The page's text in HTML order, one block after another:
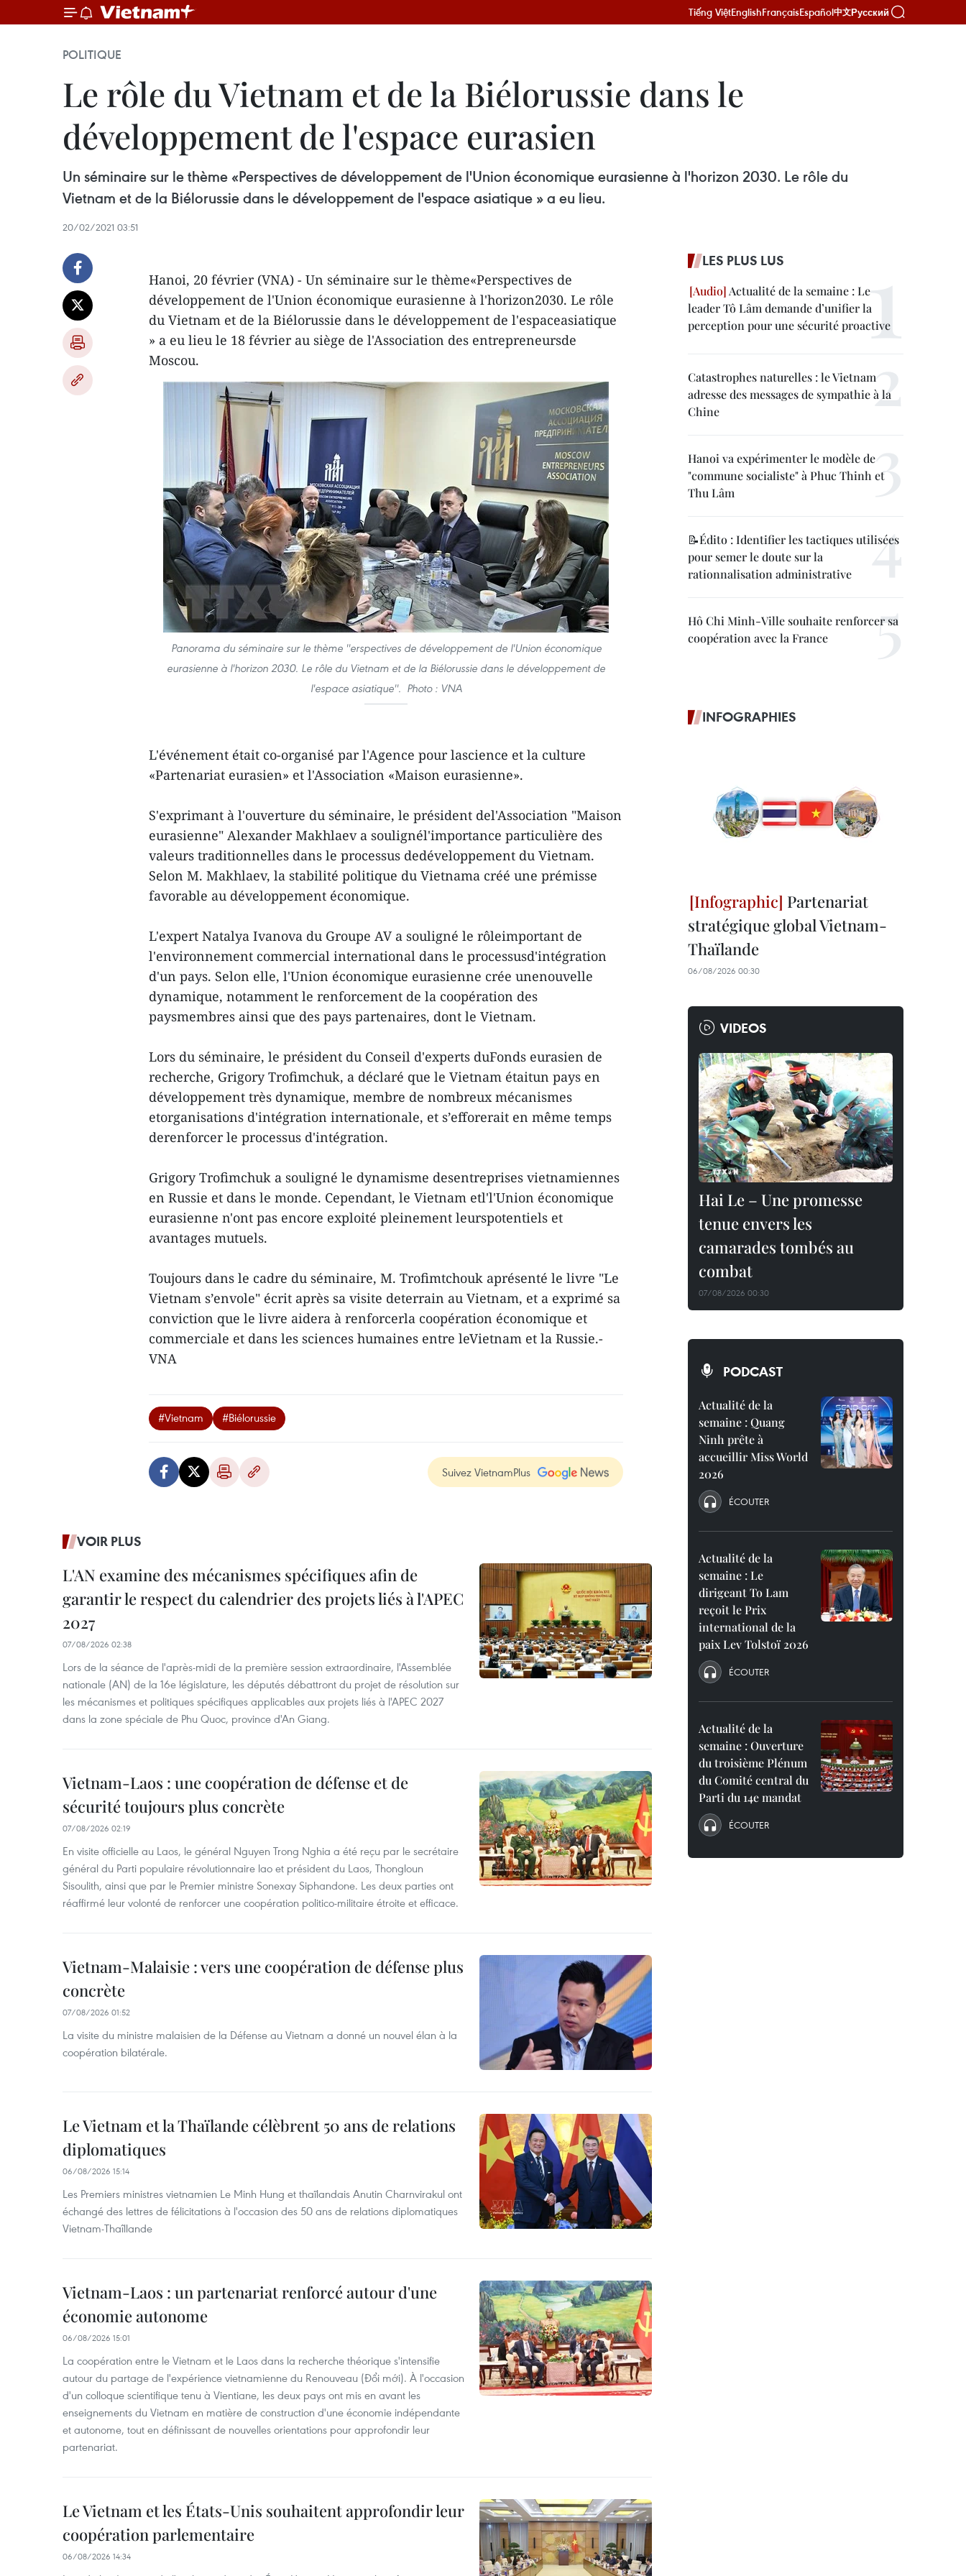
Tiếng ViệtEnglishFrançaisEspañol中文Русский
POLITIQUE
Le rôle du Vietnam et de la Biélorussie dans le
développement de l'espace eurasien
Un séminaire sur le thème «Perspectives de développement de l'Union économique eurasienne à l'horizon 2030. Le rôle du
Vietnam et de la Biélorussie dans le développement de l'espace asiatique » a eu lieu.
20/02/2021 03:51
Hanoi, 20 février (VNA) - Un séminaire sur le thème«Perspectives de
développement de l'Union économique eurasienne à l'horizon2030. Le rôle
du Vietnam et de la Biélorussie dans le développement de l'espaceasiatique
» a eu lieu le 18 février au siège de l'Association des entrepreneursde
Moscou.
Panorama du séminaire sur le thème ''erspectives de développement de l'Union économique
eurasienne à l'horizon 2030. Le rôle du Vietnam et de la Biélorussie dans le développement de
l'espace asiatique''. Photo : VNA
L'événement était co-organisé par l'Agence pour lascience et la culture
«Partenariat eurasien» et l'Association «Maison eurasienne».
S'exprimant à l'ouverture du séminaire, le président del'Association "Maison
eurasienne" Alexander Makhlaev a soulignél'importance particulière des
valeurs traditionnelles dans le processus dedéveloppement du Vietnam.
Selon M. Makhlaev, la stabilité politique du Vietnama créé une prémisse
favorable au développement économique.
L'expert Natalya Ivanova du Groupe AV a souligné le rôleimportant de
l'environnement commercial international dans le processusd'intégration
d'un pays. Selon elle, l'Union économique eurasienne crée unenouvelle
dynamique, notamment le renforcement de la coopération des
paysmembres ainsi que des pays partenaires, dont le Vietnam.
Lors du séminaire, le président du Conseil d'experts duFonds eurasien de
recherche, Grigory Trofimchuk, a déclaré que le Vietnam étaitun pays en
développement très dynamique, membre de nombreux mécanismes
etorganisations d'intégration internationale, et s’efforerait en même temps
derenforcer le processus d'intégration.
Grigory Trofimchuk a souligné le dynamisme desentreprises vietnamiennes
en Russie et dans le monde. Cependant, le Vietnam etl'l'Union économique
eurasienne n'ont pas encore exploité pleinement leurspotentiels et
avantages mutuels.
Toujours dans le cadre du séminaire, M. Trofimtchouk aprésenté le livre "Le
Vietnam s’envole" écrit après sa visite deterrain au Vietnam, et a exprimé sa
conviction que le livre aidera à renforcerla coopération économique et
commerciale et dans les sciences humaines entre leVietnam et la Russie.-
VNA
#Vietnam #Biélorussie
Suivez VietnamPlus
VOIR PLUS
L'AN examine des mécanismes spécifiques afin de
garantir le respect du calendrier des projets liés à l'APEC
2027
07/08/2026 02:38
Lors de la séance de l'après-midi de la première session extraordinaire, l'Assemblée
nationale (AN) de la 16e législature, les députés débattront du projet de résolution sur
les mécanismes et politiques spécifiques applicables aux projets liés à l'APEC 2027
dans la zone spéciale de Phu Quoc, province d'An Giang.
Vietnam-Laos : une coopération de défense et de
sécurité toujours plus concrète
07/08/2026 02:19
En visite officielle au Laos, le général Nguyen Trong Nghia a été reçu par le secrétaire
général du Parti populaire révolutionnaire lao et président du Laos, Thongloun
Sisoulith, ainsi que par le Premier ministre Sonexay Siphandone. Les deux parties ont
réaffirmé leur volonté de renforcer une coopération politico-militaire étroite et efficace.
Vietnam-Malaisie : vers une coopération de défense plus
concrète
07/08/2026 01:52
La visite du ministre malaisien de la Défense au Vietnam a donné un nouvel élan à la
coopération bilatérale.
Le Vietnam et la Thaïlande célèbrent 50 ans de relations
diplomatiques
06/08/2026 15:14
Les Premiers ministres vietnamien Le Minh Hung et thaïlandais Anutin Charnvirakul ont
échangé des lettres de félicitations à l'occasion des 50 ans de relations diplomatiques
Vietnam-Thaîllande
Vietnam-Laos : un partenariat renforcé autour d'une
économie autonome
06/08/2026 15:01
La coopération entre le Vietnam et le Laos dans la recherche théorique s'intensifie
autour du partage de l'expérience vietnamienne du Renouveau (Đổi mới). À l'occasion
d'un colloque scientifique tenu à Vientiane, les deux pays ont mis en avant les
enseignements du Vietnam en matière de construction d'une économie indépendante
et autonome, tout en définissant de nouvelles orientations pour approfondir leur
partenariat.
Le Vietnam et les États-Unis souhaitent approfondir leur
coopération parlementaire
06/08/2026 14:34
LES PLUS LUS
Actualité de la semaine : Le
leader Tô Lâm demande d’unifier la
perception pour une sécurité proactive
Catastrophes naturelles : le Vietnam
adresse des messages de sympathie à la
Chine
Hanoi va expérimenter le modèle de
"commune socialiste" à Phuc Thinh et
Thu Lâm
📝Édito : Identifier les tactiques utilisées
pour semer le doute sur la
rationnalisation administrative
Hô Chi Minh-Ville souhaite renforcer sa
coopération avec la France
INFOGRAPHIES
Partenariat
stratégique global Vietnam-
Thaïlande
06/08/2026 00:30
VIDEOS
Hai Le – Une promesse
tenue envers les
camarades tombés au
combat
07/08/2026 00:30
PODCAST
Actualité de la
semaine : Quang
Ninh prête à
accueillir Miss World
2026
ÉCOUTER
Actualité de la
semaine : Le
dirigeant To Lam
reçoit le Prix
international de la
paix Lev Tolstoï 2026
ÉCOUTER
Actualité de la
semaine : Ouverture
du troisième Plénum
du Comité central du
Parti du 14e mandat
ÉCOUTER